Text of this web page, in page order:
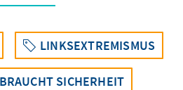
LINKSEXTREMISMUS
SICHERHEIT